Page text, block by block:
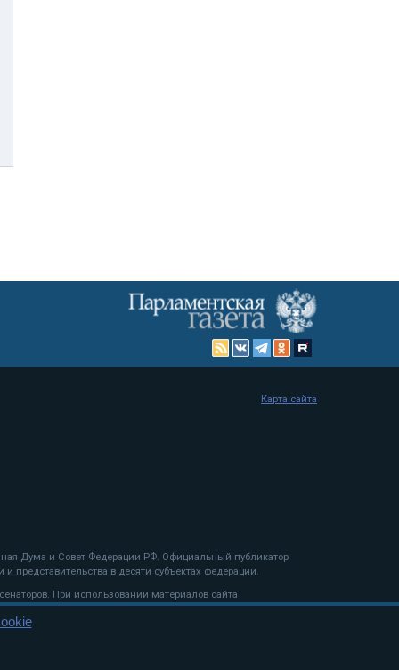
Дума и Совет Федерации РФ. Официальный публикатор
представительства в десяти субъектах федерации.
При использовании материалов сайта
Карта сайта